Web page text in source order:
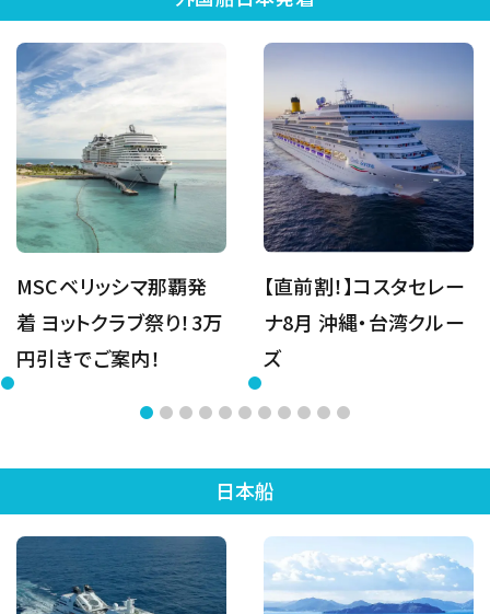
MSCベリッシマ那覇発
着 ヨットクラブ祭り！3万
円引きでご案内！
【直前割！】コスタセレー
ナ8月 沖縄・台湾クルー
ズ
日本船